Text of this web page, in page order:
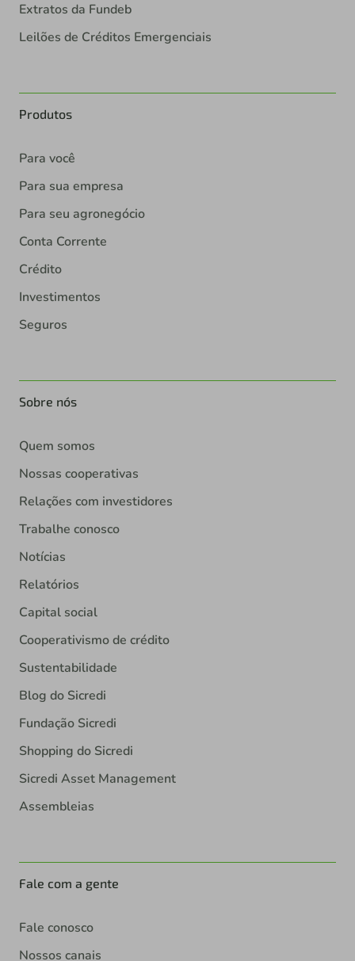
Extratos da Fundeb
Leilões de Créditos Emergenciais
Produtos
Para você
Para sua empresa
Para seu agronegócio
Conta Corrente
Crédito
Investimentos
Seguros
Sobre nós
Quem somos
Nossas cooperativas
Relações com investidores
Trabalhe conosco
Notícias
Relatórios
Capital social
Cooperativismo de crédito
Sustentabilidade
Blog do Sicredi
Fundação Sicredi
Shopping do Sicredi
Sicredi Asset Management
Assembleias
Fale com a gente
Fale conosco
Nossos canais